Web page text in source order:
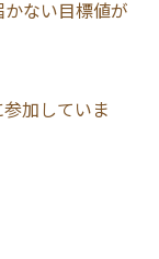
ない目標値が
加していま